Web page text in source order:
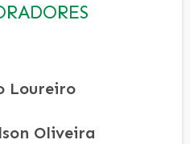
Loureiro
Oliveira